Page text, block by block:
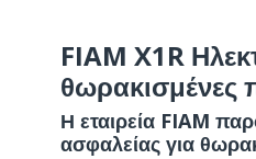
FIAM X1R
θωρακισμένες
Η εταιρεία FIAM
ασφαλείας για